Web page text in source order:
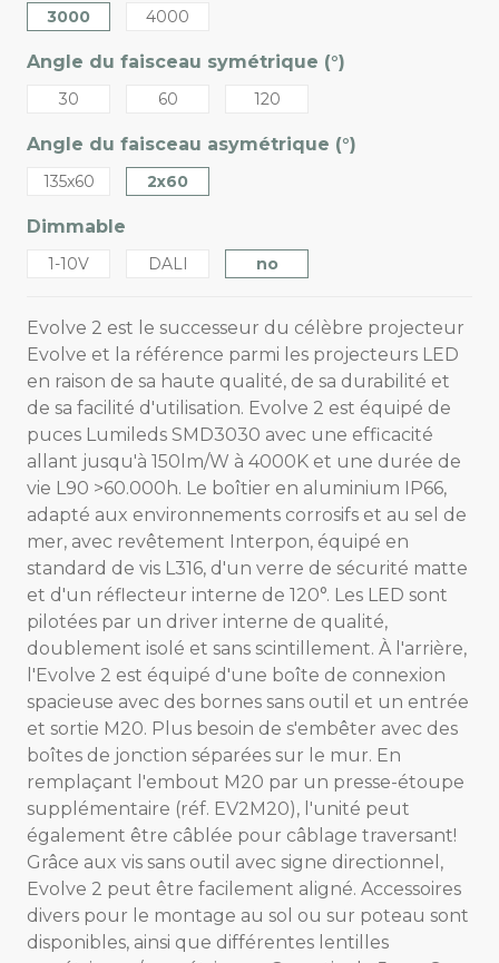
3000 4000
Angle du faisceau symétrique (°)
30 60 120
Angle du faisceau asymétrique (°)
135x60 2x60
Dimmable
1-10V DALI no
Evolve 2 est le successeur du célèbre projecteur
Evolve et la référence parmi les projecteurs LED
en raison de sa haute qualité, de sa durabilité et
de sa facilité d'utilisation. Evolve 2 est équipé de
puces Lumileds SMD3030 avec une efficacité
allant jusqu'à 150lm/W à 4000K et une durée de
vie L90 >60.000h. Le boîtier en aluminium IP66,
adapté aux environnements corrosifs et au sel de
mer, avec revêtement Interpon, équipé en
standard de vis L316, d'un verre de sécurité matte
et d'un réflecteur interne de 120°. Les LED sont
pilotées par un driver interne de qualité,
doublement isolé et sans scintillement. À l'arrière,
l'Evolve 2 est équipé d'une boîte de connexion
spacieuse avec des bornes sans outil et un entrée
et sortie M20. Plus besoin de s'embêter avec des
boîtes de jonction séparées sur le mur. En
remplaçant l'embout M20 par un presse-étoupe
supplémentaire (réf. EV2M20), l'unité peut
également être câblée pour câblage traversant!
Grâce aux vis sans outil avec signe directionnel,
Evolve 2 peut être facilement aligné. Accessoires
divers pour le montage au sol ou sur poteau sont
disponibles, ainsi que différentes lentilles